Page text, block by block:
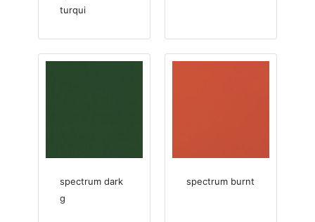
turqui
spectrum dark
g
spectrum burnt